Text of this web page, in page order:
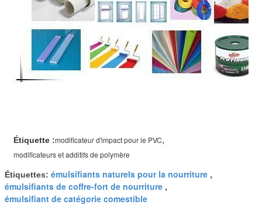
Étiquette :modificateur d'impact pour le PVC,
modificateurs et additifs de polymère
Étiquettes: émulsifiants naturels pour la nourriture ,
émulsifiants de coffre-fort de nourriture ,
émulsifiant de catégorie comestible